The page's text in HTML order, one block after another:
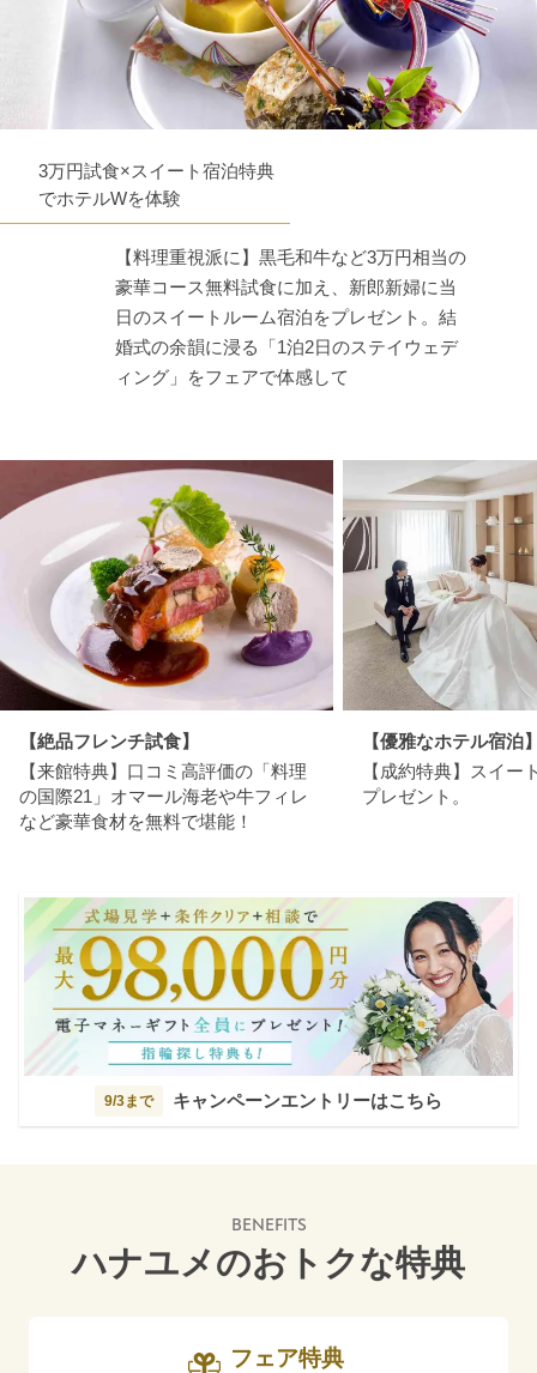
3万円試食×スイート宿泊特典
でホテルWを体験
【料理重視派に】黒毛和牛など3万円相当の
豪華コース無料試食に加え、新郎新婦に当
日のスイートルーム宿泊をプレゼント。結
婚式の余韻に浸る「1泊2日のステイウェデ
ィング」をフェアで体感して
【絶品フレンチ試食】
【来館特典】口コミ高評価の「料理
の国際21」オマール海老や牛フィレ
など豪華食材を無料で堪能！
【優雅なホテル宿泊
【成約特典】スイー
プレゼント。
9/3まで キャンペーンエントリーはこちら
BENEFITS
ハナユメのおトクな特典
フェア特典